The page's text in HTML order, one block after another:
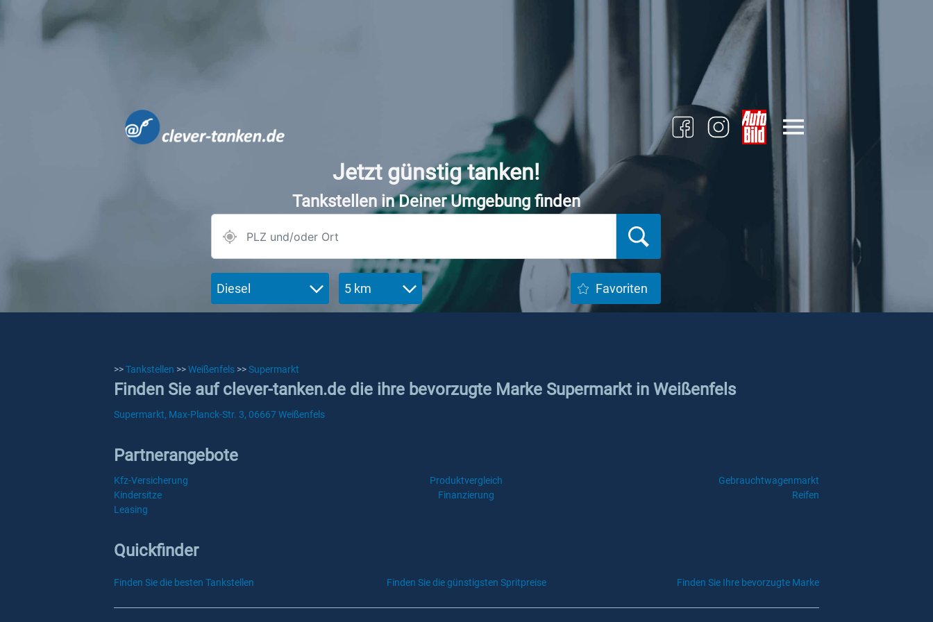
Jetzt günstig tanken!
Tankstellen in Deiner Umgebung finden
Diesel 5 km Favoriten
>>Tankstellen >>Weißenfels >>Supermarkt
Finden Sie auf clever-tanken.de die ihre bevorzugte Marke Supermarkt in Weißenfels
Supermarkt, Max-Planck-Str. 3, 06667 Weißenfels
Partnerangebote
Kfz-Versicherung Produktvergleich
Gebrauchtwagenmarkt
Kindersitze
Finanzierung
Reifen
Leasing
Quickfinder
Finden Sie die besten Tankstellen Finden Sie die günstigsten Spritpreise Finden Sie Ihre bevorzugte Marke